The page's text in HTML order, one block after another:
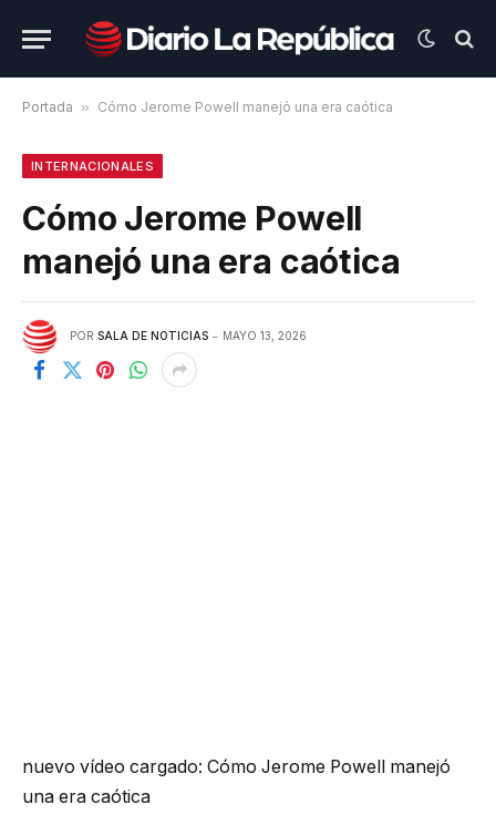
Portada » Cómo Jerome Powell manejó una era caótica
INTERNACIONALES
Cómo Jerome Powell
manejó una era caótica
POR SALA DE NOTICIAS MAYO 13, 2026
nuevo vídeo cargado: Cómo Jerome Powell manejó
una era caótica